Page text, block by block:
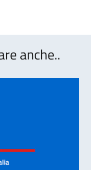
anche..